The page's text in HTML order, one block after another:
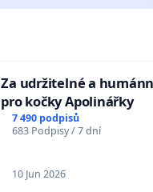
Za udržitelné a
pro kočky Apolinářky
7 490 podpisů
683 Podpisy / 7 dní
10 Jun 2026